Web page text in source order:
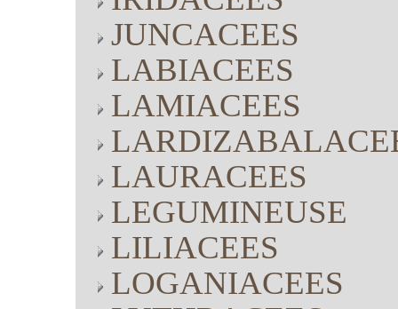
JUNCACEES
LABIACEES
LAMIACEES
LAURACEES
LEGUMINEUSE
LILIACEES
LOGANIACEES